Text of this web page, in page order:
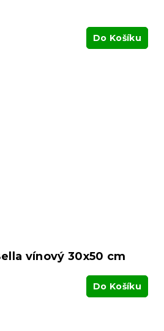
Do Košíku
vínový 30x50 cm
Do Košíku